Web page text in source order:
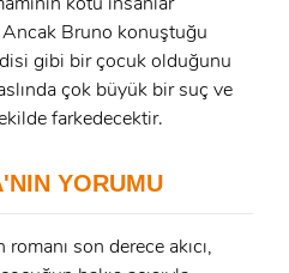
YAP
x
OL
Ancak Bruno konuştuğu
gibi bir çocuk olduğunu
çok büyük bir suç ve
farkedecektir.
YORUMU
son derece akıcı,